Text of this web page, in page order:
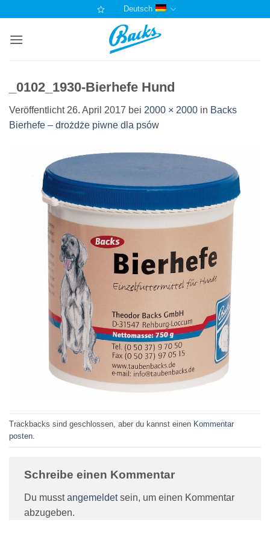
springen
Deutsch
_0102_1930-Bierhefe Hund
Veröffentlicht 26. April 2017 bei 2000 × 2000 in Backs
Bierhefe – drożdże piwne dla psów
Trackbacks sind geschlossen, aber du kannst einen Kommentar
posten
Schreibe einen Kommentar
Du musstangemeldetsein, um einen Kommentar
abzugeben.